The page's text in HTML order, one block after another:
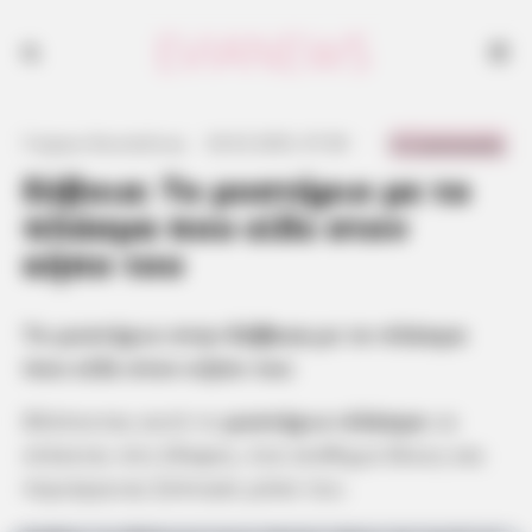
Εύβοια: Το μυστήριο με το
πλάσμα που είδε στον
κήπο του
Το μυστήριο στην Εύβοια
με το πλάσμα
μυστήριο πλάσμα